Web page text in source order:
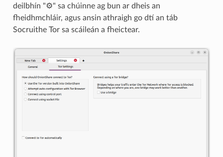
deilbhín "⚙" sa chúinne ag bun ar dheis an
fheidhmchláir, agus ansin athraigh go dtí an táb
Socruithe Tor sa scáileán a fheictear.